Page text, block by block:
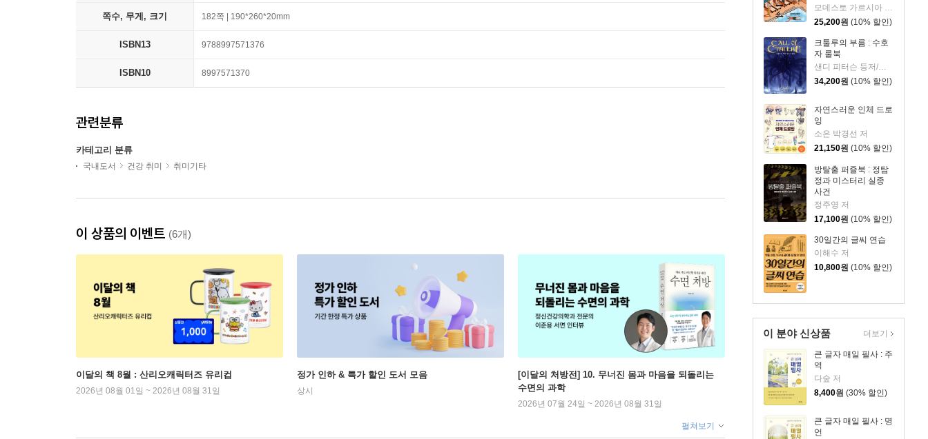
모데스토 가르시아 저/하비 데 카스트로 그림
25,200원 (10% 할인)
크툴루의 부름 : 수호
자 룰북
샌디 피터슨 등저/박나림 역
34,200원 (10% 할인)
자연스러운 인체 드로
잉
소은 박경선 저
21,150원 (10% 할인)
방탈출 퍼즐북 : 정탐
정과 미스터리 실종
사건
정주영 저
17,100원 (10% 할인)
30일간의 글씨 연습
이해수 저
10,800원 (10% 할인)
이 분야 신상품
큰 글자 매일 필사 : 주
역
다숲 저
8,400원 (30% 할인)
큰 글자 매일 필사 : 명
언
더보기
쪽수, 무게, 크기 182쪽 | 190*260*20mm
ISBN13 9788997571376
ISBN10 8997571370
관련분류
카테고리 분류
국내도서 건강 취미 취미기타
이 상품의 이벤트 (6개)
이달의 책 8월 : 산리오캐릭터즈 유리컵
2026년 08월 01일 ~ 2026년 08월 31일
정가 인하 & 특가 할인 도서 모음
상시
[이달의 처방전] 10. 무너진 몸과 마음을 되돌리는
수면의 과학
2026년 07월 24일 ~ 2026년 08월 31일
펼쳐보기